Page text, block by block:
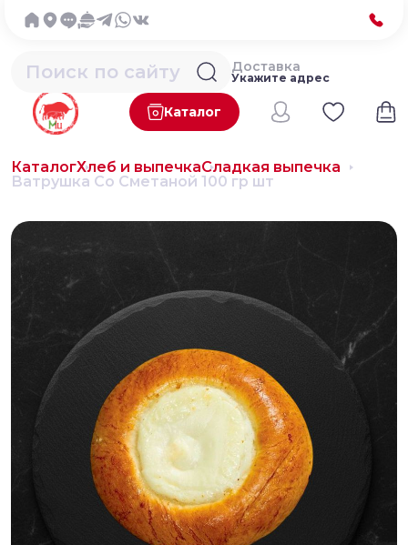
Каталог
Доставка
Укажите адрес
КаталогХлеб и выпечкаСладкая выпечка
Ватрушка Со Сметаной 100 гр шт